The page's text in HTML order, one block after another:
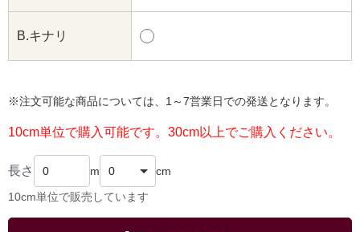
B.キナリ
※注文可能な商品については、1～7営業日での発送となります。
10cm単位で購入可能です。30cm以上でご購入ください。
長さ m cm
10cm単位で販売しています